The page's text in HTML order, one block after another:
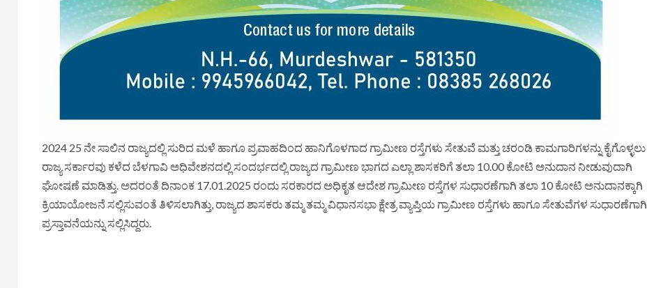
2024 25 ನೇ ಸಾಲಿನ ರಾಜ್ಯದಲ್ಲಿ ಸುರಿದ ಮಳೆ ಹಾಗೂ ಪ್ರವಾಹದಿಂದ ಹಾನಿಗೊಳಗಾದ ಗ್ರಾಮೀಣ ರಸ್ತೆಗಳು ಸೇತುವೆ ಮತ್ತು ಚರಂಡಿ ಕಾಮಗಾರಿಗಳನ್ನು ಕೈಗೊಳ್ಳಲು
ರಾಜ್ಯ ಸರ್ಕಾರವು ಕಳೆದ ಬೆಳಗಾವಿ ಅಧಿವೇಶನದಲ್ಲಿ ಸಂದರ್ಭದಲ್ಲಿ ರಾಜ್ಯದ ಗ್ರಾಮೀಣ ಭಾಗದ ಎಲ್ಲಾ ಶಾಸಕರಿಗೆ ತಲಾ 10.00 ಕೋಟಿ ಅನುದಾನ ನೀಡುವುದಾಗಿ
ಘೋಷಣೆ ಮಾಡಿತ್ತು. ಅದರಂತೆ ದಿನಾಂಕ 17.01.2025 ರಂದು ಸರಕಾರದ ಅಧಿಕೃತ ಆದೇಶ ಗ್ರಾಮೀಣ ರಸ್ತೆಗಳ ಸುಧಾರಣೆಗಾಗಿ ತಲಾ 10 ಕೋಟಿ ಅನುದಾನಕ್ಕಾಗಿ
ಕ್ರಿಯಾಯೋಜನೆ ಸಲ್ಲಿಸುವಂತೆ ತಿಳಿಸಲಾಗಿತ್ತು, ರಾಜ್ಯದ ಶಾಸಕರು ತಮ್ಮ ತಮ್ಮ ವಿಧಾನಸಭಾ ಕ್ಷೇತ್ರ ವ್ಯಾಪ್ತಿಯ ಗ್ರಾಮೀಣ ರಸ್ತೆಗಳು ಹಾಗೂ ಸೇತುವೆಗಳ ಸುಧಾರಣೆಗಾಗಿ
ಪ್ರಸ್ತಾವನೆಯನ್ನು ಸಲ್ಲಿಸಿದ್ದರು.